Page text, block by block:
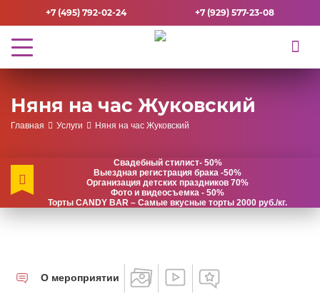
+7 (495) 792-02-24 +7 (929) 577-23-08
Няня на час Жуковский
Главная Услуги Няня на час Жуковский
Свадебный стилист- 50%
Выездная регистрация брака -50%
Организация детских праздников 70%
Фото и видеосъемка - 50%
Торты CANDY BAR – Самые вкусные торты 2000 руб./кг.
О мероприятии